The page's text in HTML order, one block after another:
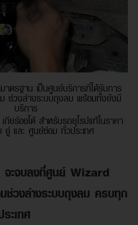
าตรฐาน เป็นศูนย์บริการที่ได้รับการ
ม ช่วงล่างระบบถุงลม พร้อมทั้งยังมี
บริการ
กียร์ออโต้ สำหรับรถยุโรปแท้ในราคา
อู่ และ ศูนย์ซ่อม ทั่วประเทศ
จะจบลงที่ศูนย์ Wizard
วงล่างระบบถุงลม ครบทุก
ะเทศ